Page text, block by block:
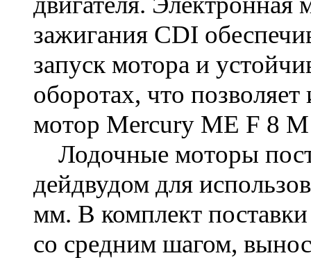
зажигания CDI
запуск мотора и
оборотах, что
мотор Mercury ME F 8 M
Лодочные моторы
дейдвудом для
мм. В комплект
со средним шагом,